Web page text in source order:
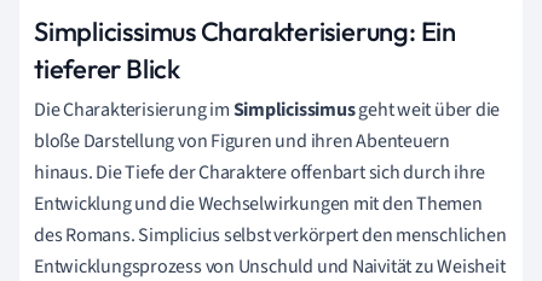
Simplicissimus Charakterisierung: Ein
tieferer Blick
Die Charakterisierung imSimplicissimusgeht weit über die
bloße Darstellung von Figuren und ihren Abenteuern
hinaus. Die Tiefe der Charaktere offenbart sich durch ihre
Entwicklung und die Wechselwirkungen mit den Themen
des Romans. Simplicius selbst verkörpert den menschlichen
Entwicklungsprozess von Unschuld und Naivität zu Weisheit